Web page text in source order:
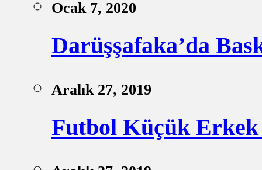
Ocak 7, 2020
Darüşşafaka’da
Aralık 27, 2019
Futbol Küçük Erkek